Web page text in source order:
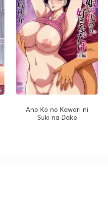
Ano Ko no Kawari ni
Suki na Dake